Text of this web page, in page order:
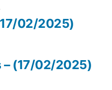
– (17/02/2025)
Siguiente
entrada:02/2025)